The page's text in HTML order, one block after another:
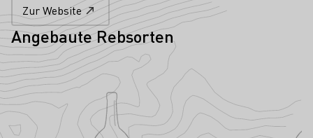
Zur Website
Angebaute Rebsorten